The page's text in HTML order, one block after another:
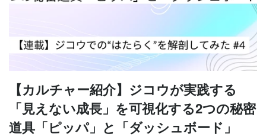
【カルチャー紹介】ジコウが実践する
「見えない成長」を可視化する2つの秘密
道具「ピッパ」と「ダッシュボード」